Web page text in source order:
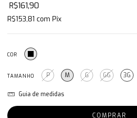
R$161,90
R$153,81 com Pix
COR
TAMANHO P M G GG 3G
Guia de medidas